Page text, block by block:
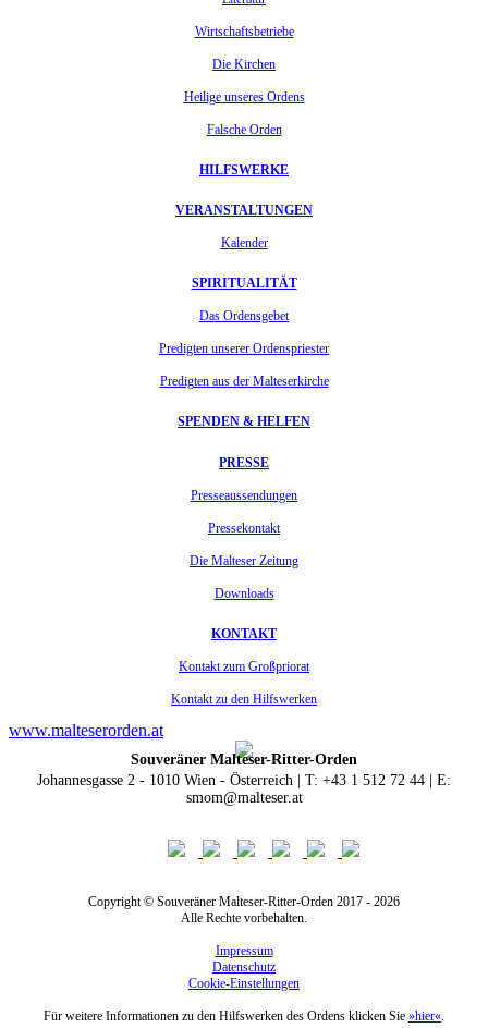
Wirtschaftsbetriebe
Die Kirchen
Heilige unseres Ordens
Falsche Orden
HILFSWERKE
VERANSTALTUNGEN
Kalender
SPIRITUALITÄT
Das Ordensgebet
Predigten unserer Ordenspriester
Predigten aus der Malteserkirche
SPENDEN & HELFEN
PRESSE
Presseaussendungen
Pressekontakt
Die Malteser Zeitung
Downloads
KONTAKT
Kontakt zum Großpriorat
Kontakt zu den Hilfswerken
www.malteserorden.at
Souveräner Malteser-Ritter-Orden
Johannesgasse 2 - 1010 Wien - Österreich | T: +43 1 512 72 44 | E:
smom@malteser.at
Copyright © Souveräner Malteser-Ritter-Orden 2017 - 2026
Alle Rechte vorbehalten.
Impressum
Datenschutz
Cookie-Einstellungen
Für weitere Informationen zu den Hilfswerken des Ordens klicken Sie »hier«.